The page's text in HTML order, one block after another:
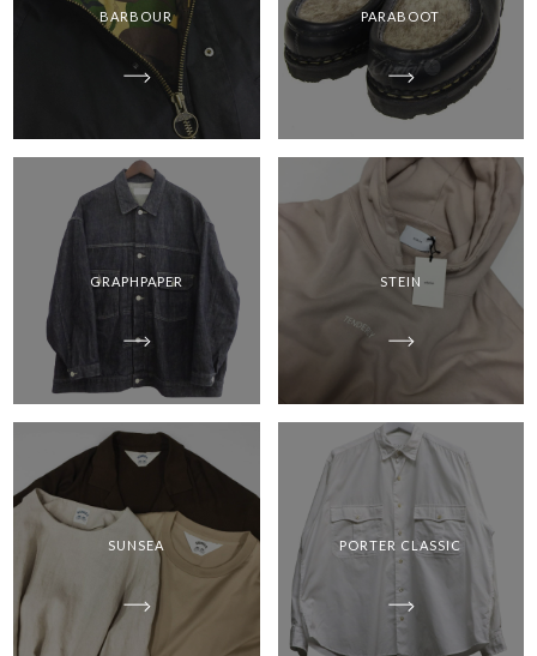
BARBOUR PARABOOT
GRAPHPAPER STEIN
SUNSEA PORTER CLASSIC